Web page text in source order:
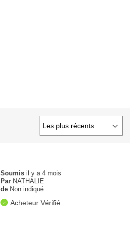
Soumisil y a 4 mois
Par NATHALIE
de Non indiqué
Acheteur Vérifié